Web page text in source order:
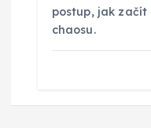
postup, jak začít
chaosu.